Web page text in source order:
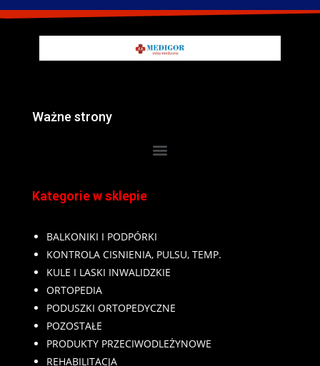
Ważne strony
Kategorie w sklepie
BALKONIKI I PODPÓRKI
KONTROLA CISNIENIA, PULSU, TEMP.
KULE I LASKI INWALIDZKIE
ORTOPEDIA
PODUSZKI ORTOPEDYCZNE
POZOSTAŁE
PRODUKTY PRZECIWODLEŻYNOWE
REHABILITACJA